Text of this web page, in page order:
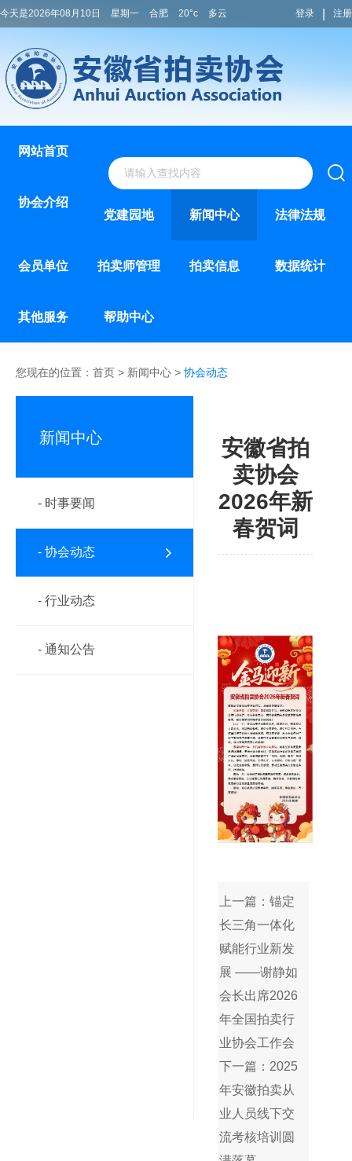
今天是2026年08月10日 星期一 合肥 20°c 多云 登录 注册
网站首页
协会介绍
党建园地
新闻中心 法律法规
会员单位 拍卖师管理 拍卖信息 数据统计
其他服务 帮助中心
您现在的位置： 首页 > 新闻中心 > 协会动态
新闻中心
- 时事要闻
- 协会动态
- 行业动态
- 通知公告
安徽省拍
卖协会
2026年新
春贺词
上一篇：锚定
长三角一体化
赋能行业新发
展 ——谢静如
会长出席2026
年全国拍卖行
业协会工作会
下一篇：2025
年安徽拍卖从
业人员线下交
流考核培训圆